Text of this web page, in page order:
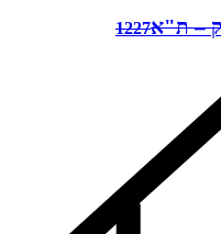
– ת"א1227